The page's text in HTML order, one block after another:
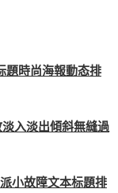
時尚海報動态排
入淡出傾斜無縫過
小故障文本标題排